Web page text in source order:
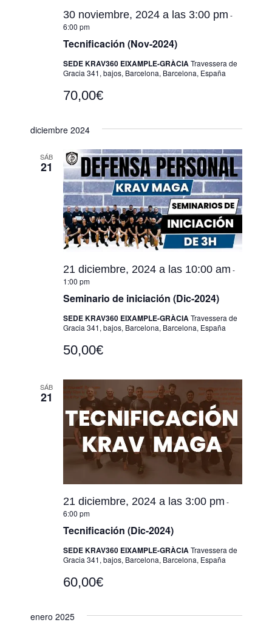
Tecnificación (Nov-2024)
30 noviembre, 2024 a las 3:00 pm -
6:00 pm
SEDE KRAV360 EIXAMPLE-GRÀCIATravessera de
Gracia 341, bajos, Barcelona, Barcelona, España
70,00€
diciembre 2024
SÁB
21
Seminario de iniciación (Dic-2024)
21 diciembre, 2024 a las 10:00 am -
1:00 pm
SEDE KRAV360 EIXAMPLE-GRÀCIATravessera de
Gracia 341, bajos, Barcelona, Barcelona, España
50,00€
SÁB
21
Tecnificación (Dic-2024)
21 diciembre, 2024 a las 3:00 pm -
6:00 pm
SEDE KRAV360 EIXAMPLE-GRÀCIATravessera de
Gracia 341, bajos, Barcelona, Barcelona, España
60,00€
enero 2025